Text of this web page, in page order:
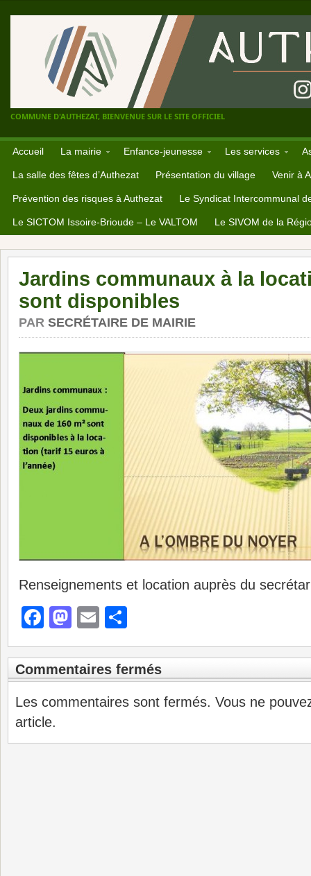
COMMUNE D'AUTHEZAT, BIENVENUE SUR LE SITE OFFICIEL
Accueil La mairie Enfance-jeunesse Les services
La salle des fêtes d’Authezat Présentation du village Venir à
Prévention des risques à Authezat Le Syndicat Intercommunal
Le SICTOM Issoire-Brioude – Le VALTOM Le SIVOM de la
Jardins communaux à la
sont disponibles
PAR SECRÉTAIRE DE MAIRIE
Renseignements et location auprès du
Facebook
Mastodon
Email
Commentaires fermés
Les commentaires sont fermés. Vous ne
article.